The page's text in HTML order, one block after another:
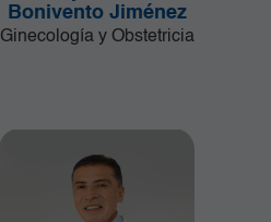
Bonivento Jiménez
Ginecología y Obstetricia